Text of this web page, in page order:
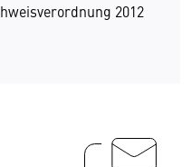
2012